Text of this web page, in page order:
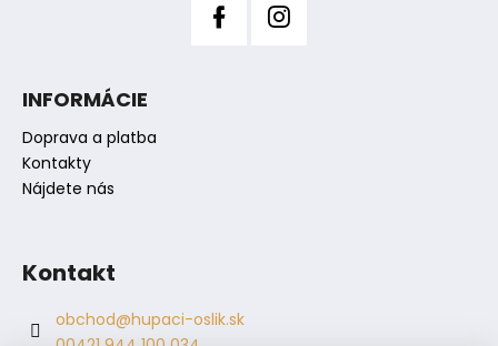
INFORMÁCIE
Doprava a platba
Kontakty
Nájdete nás
Kontakt
obchod@hupaci-oslik.sk